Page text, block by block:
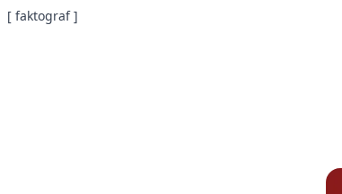
[ faktograf ]